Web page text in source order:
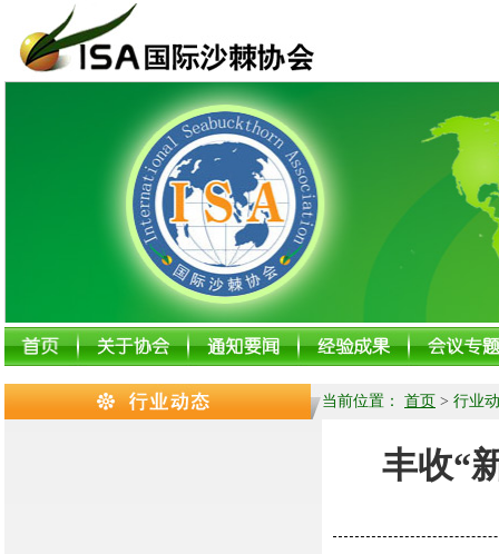
当前位置： 首页 > 行业
丰收“